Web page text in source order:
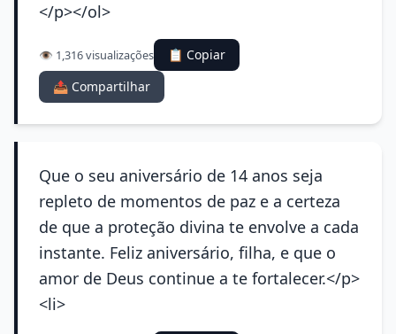
</p></ol>
👁️ 1,316 visualizações
📋 Copiar
📤 Compartilhar
Que o seu aniversário de 14 anos seja
repleto de momentos de paz e a certeza
de que a proteção divina te envolve a cada
instante. Feliz aniversário, filha, e que o
amor de Deus continue a te fortalecer.</p>
<li>